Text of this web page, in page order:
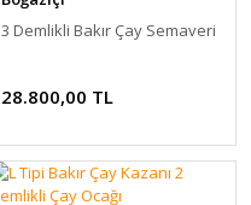
3 Demlikli Bakır Çay Semaveri
28.800,00 TL